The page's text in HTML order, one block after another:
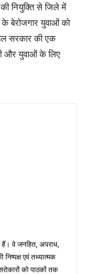
नियुक्ति से जिले में
के बेरोजगार युवाओं को
सरकार की एक
और युवाओं के लिए
वे जनहित, अपराध,
एवं तथ्यात्मक
को पाठकों तक